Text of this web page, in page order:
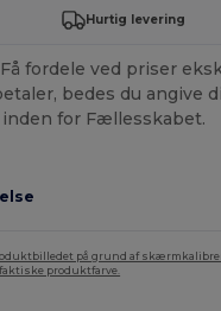
Hurtig levering
fordele ved priser
bedes du angive
for Fællesskabet.
på grund af
produktfarve.